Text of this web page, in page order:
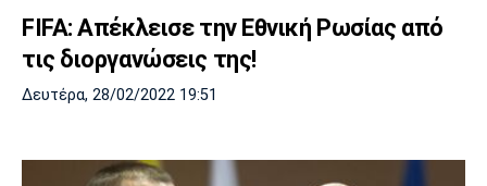
FIFA: Απέκλεισε την Εθνική Ρωσίας από
τις διοργανώσεις της!
Δευτέρα, 28/02/2022 19:51